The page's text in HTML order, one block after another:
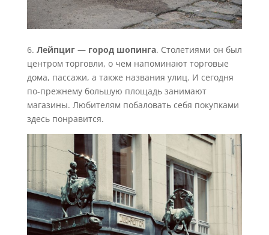
6. Лейпциг — город шопинга. Столетиями он был
центром торговли, о чем напоминают торговые
дома, пассажи, а также названия улиц. И сегодня
по-прежнему большую площадь занимают
магазины. Любителям побаловать себя покупками
здесь понравится.